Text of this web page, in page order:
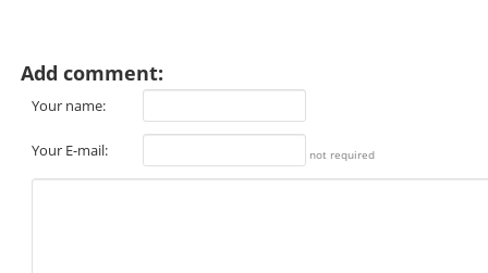
Add comment:
Your name:
Your E-mail: not required